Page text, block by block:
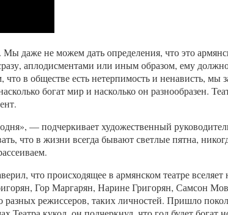
даже не можем дать определения, что это
аплодисментами или иным образом, ему
в обществе есть нетерпимость и ненависть, мы
богат мир и насколько он разнообразен.
— подчеркивает художественный
что в жизни всегда бывают светлые пятна,
что происходящее в армянском театре
Гор Маргарян, Нарине Григорян, Самсон
режиссеров, таких личностей. Пришло